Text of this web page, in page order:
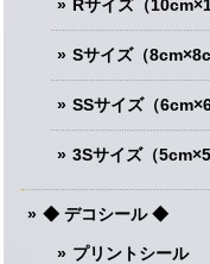
Rサイズ（
Sサイズ（
SSサイズ（
3Sサイズ（
◆ デコシール ◆
プリントシール